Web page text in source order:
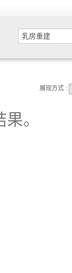
展现方式 :
。